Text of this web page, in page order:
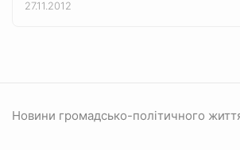
27.11.2012
Новини громадсько-політичного